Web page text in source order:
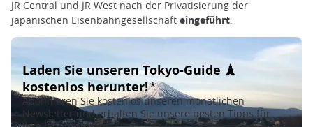
JR Central und JR West nach der Privatisierung der
japanischen Eisenbahngesellschaft eingeführt.